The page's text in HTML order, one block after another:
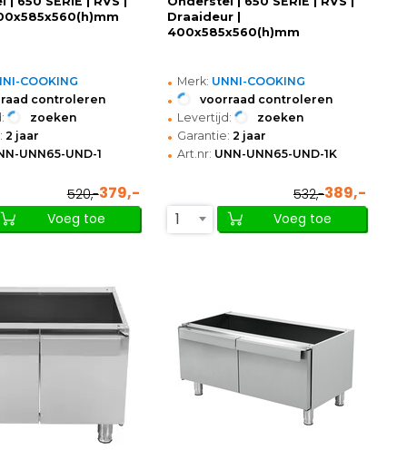
COOKING
controleren
zoeken
2 jaar
UNN65-UND-1
520,-379,-
Voeg toe
Draaideur |
400x585x560(h)mm
• Merk: UNNI-COOKING
• voorraad controleren
• Levertijd: zoeken
• Garantie: 2 jaar
• Art.nr: UNN-UNN65-UND-1K
532,-389,-
1
Voeg toe